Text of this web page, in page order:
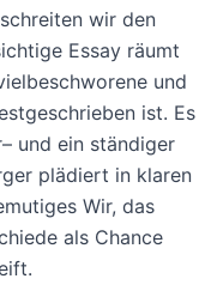
wir den
Essay räumt
und
ist. Es
und ein ständiger
plädiert in klaren
Wir, das
als Chance